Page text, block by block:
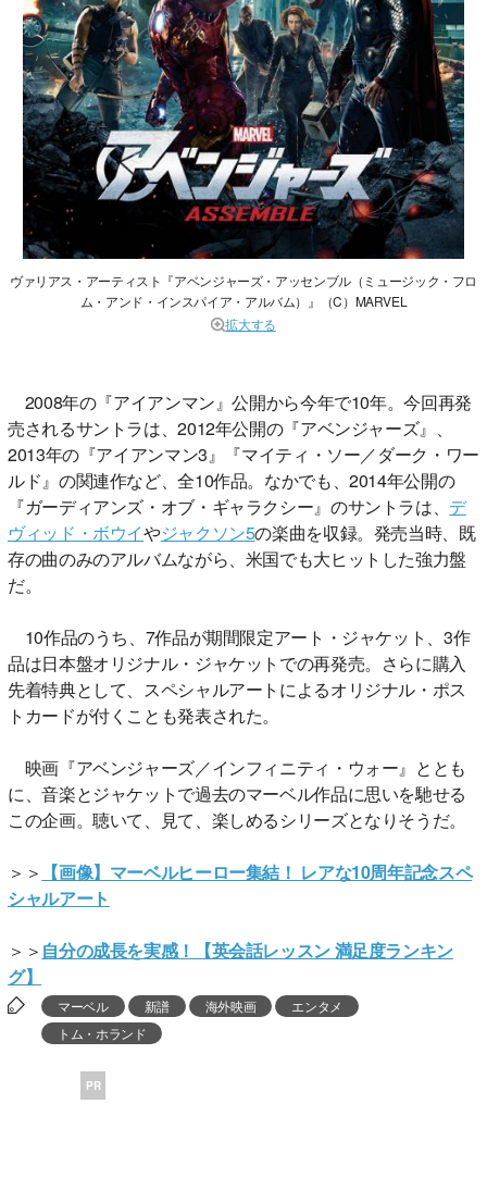
ヴァリアス・アーティスト『アベンジャーズ・アッセンブル（ミュージック・フロ
ム・アンド・インスパイア・アルバム）』（C）MARVEL
拡大する
2008年の『アイアンマン』公開から今年で10年。今回再発
売されるサントラは、2012年公開の『アベンジャーズ』、
2013年の『アイアンマン3』『マイティ・ソー／ダーク・ワー
ルド』の関連作など、全10作品。なかでも、2014年公開の
『ガーディアンズ・オブ・ギャラクシー』のサントラは、 デ
ヴィッド・ボウイやジャクソン5の楽曲を収録。発売当時、既
存の曲のみのアルバムながら、米国でも大ヒットした強力盤
だ。
10作品のうち、7作品が期間限定アート・ジャケット、3作
品は日本盤オリジナル・ジャケットでの再発売。さらに購入
先着特典として、スペシャルアートによるオリジナル・ポス
トカードが付くことも発表された。
映画『アベンジャーズ／インフィニティ・ウォー』ととも
に、音楽とジャケットで過去のマーベル作品に思いを馳せる
この企画。聴いて、見て、楽しめるシリーズとなりそうだ。
＞＞ 【画像】マーベルヒーロー集結！ レアな10周年記念スペ
シャルアート
＞＞ 自分の成長を実感！【英会話レッスン 満足度ランキン
グ】
マーベル 新譜 海外映画
エンタメ
トム・ホランド
PR